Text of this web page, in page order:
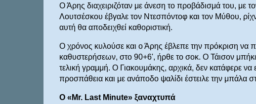
Ο Άρης διαχειριζόταν με άνεση το προβάδισμά του, με
Λουτσέσκου έβγαλε τον Ντεσπόντοφ και τον Μύθου,
αυτή θα αποδειχθεί καθοριστική.
Ο χρόνος κυλούσε και ο Άρης έβλεπε την πρόκριση να
καθυστερήσεων, στο 90+6', ήρθε το σοκ. Ο Τάισον
τελική γραμμή. Ο Γιακουμάκης, αρχικά, δεν κατάφερε να
προσπάθεια και με ανάποδο ψαλίδι έστειλε την μπάλα
Ο «Mr. Last Minute» ξαναχτυπά